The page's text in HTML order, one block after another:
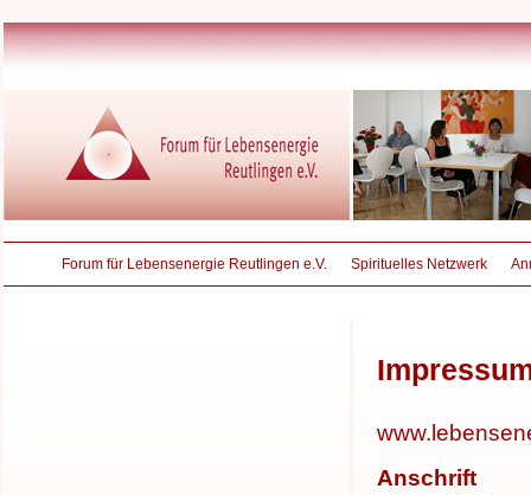
Forum für Lebensenergie Reutlingen e.V. Spirituelles Netzwerk
Anschrift